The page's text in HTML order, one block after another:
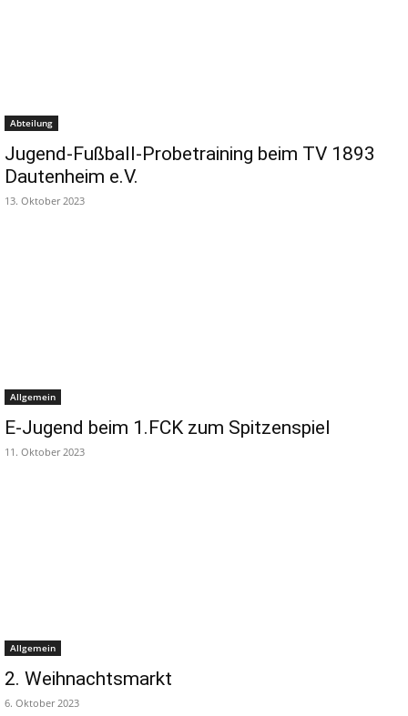
Abteilung
Jugend-Fußball-Probetraining beim TV 1893
Dautenheim e.V.
13. Oktober 2023
Allgemein
E-Jugend beim 1.FCK zum Spitzenspiel
11. Oktober 2023
Allgemein
2. Weihnachtsmarkt
6. Oktober 2023